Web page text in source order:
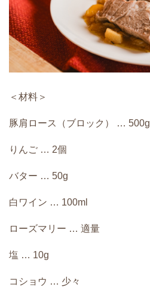
＜材料＞
豚肩ロース（ブロック） … 500g
りんご … 2個
バター … 50g
白ワイン … 100ml
ローズマリー … 適量
塩 … 10g
コショウ … 少々